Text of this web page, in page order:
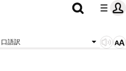
口語訳